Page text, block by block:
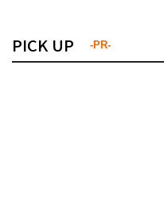
PICK UP -PR-